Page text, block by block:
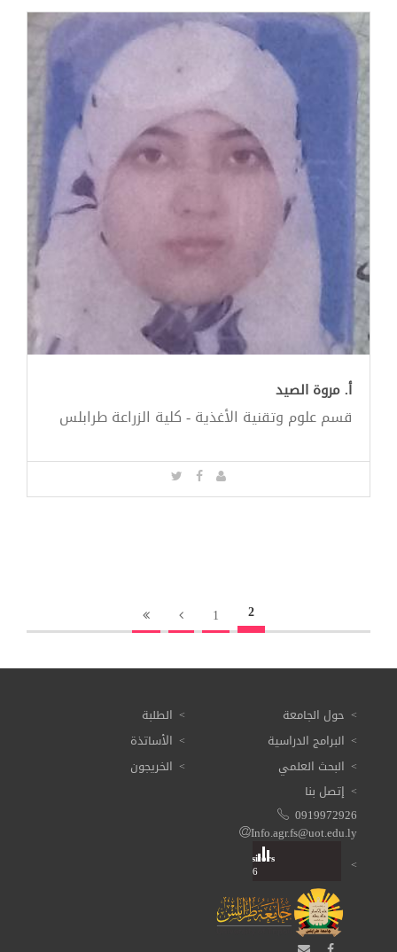
أ. مروة الصيد
قسم علوم وتقنية الأغذية - كلية الزراعة طرابلس
1 2
حول الجامعة
البرامج الدراسية
البحث العلمي
الطلبة
الأساتذة
الخريجون
إتصل بنا
0919972926
Info.agr.fs@uot.edu.ly
Total: 3 614 036
Visitors